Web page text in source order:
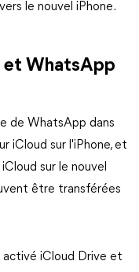
le nouvel iPhone.
et WhatsApp
de WhatsApp dans
iCloud sur l'iPhone, et
sur le nouvel
être transférées
activé iCloud Drive et